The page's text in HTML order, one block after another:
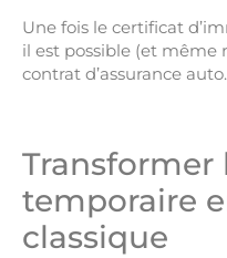
Une fois le certificat
il est possible (et même
contrat d’assurance auto.
Transformer
temporaire
classique